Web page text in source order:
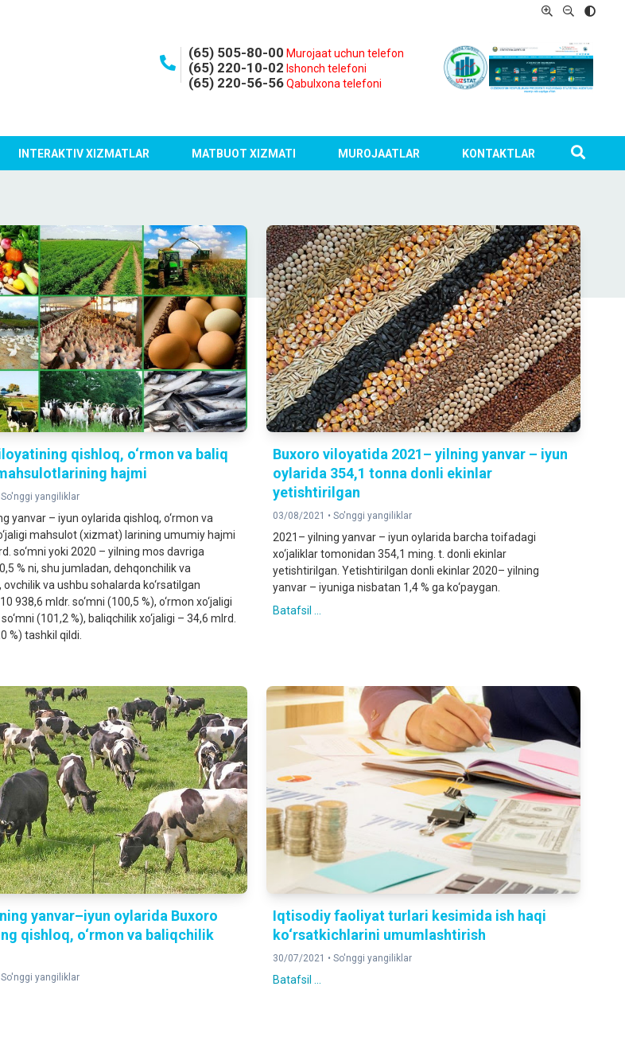
(65) 505-80-00 Murojaat uchun telefon
(65) 220-10-02 Ishonch telefoni
(65) 220-56-56 Qabulxona telefoni
INTERAKTIV XIZMATLAR MATBUOT XIZMATI MUROJAATLAR KONTAKTLAR
qishloq, o‘rmon va baliq
hajmi
So'nggi yangiliklar
yanvar – iyun oylarida qishloq, o‘rmon va
mahsulot (xizmat) larining umumiy hajmi
so‘mni yoki 2020 – yilning mos davriga
% ni, shu jumladan, dehqonchilik va
ovchilik va ushbu sohalarda ko‘rsatilgan
938,6 mldr. so‘mni (100,5 %), o‘rmon xo‘jaligi
(101,2 %), baliqchilik xo‘jaligi – 34,6 mlrd.
%) tashkil qildi.
Buxoro viloyatida 2021– yilning yanvar – iyun
oylarida 354,1 tonna donli ekinlar
yetishtirilgan
03/08/2021 •So'nggi yangiliklar
2021– yilning yanvar – iyun oylarida barcha toifadagi
xo‘jaliklar tomonidan 354,1 ming. t. donli ekinlar
yetishtirilgan. Yetishtirilgan donli ekinlar 2020– yilning
yanvar – iyuniga nisbatan 1,4 % ga ko‘paygan.
Batafsil ...
yanvar–iyun oylarida Buxoro
qishloq, o‘rmon va baliqchilik
So'nggi yangiliklar
Iqtisodiy faoliyat turlari kesimida ish haqi
ko‘rsatkichlarini umumlashtirish
30/07/2021 •So'nggi yangiliklar
Batafsil ...